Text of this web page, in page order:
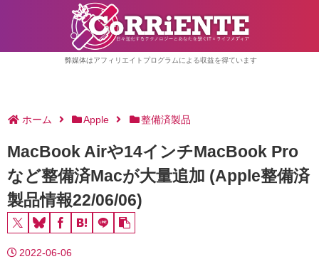
弊媒体はアフィリエイトプログラムによる収益を得ています
ホーム Apple 整備済製品
MacBook Airや14インチMacBook Pro
など整備済Macが大量追加 (Apple整備済
製品情報22/06/06)
2022-06-06